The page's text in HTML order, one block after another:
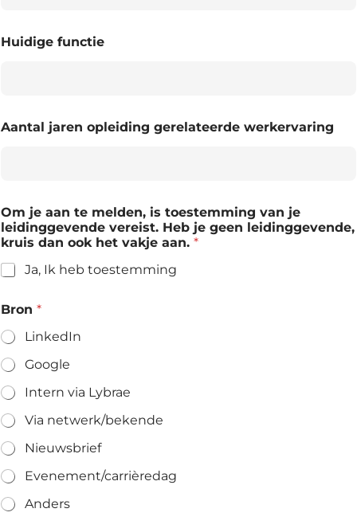
Huidige functie
Aantal jaren opleiding gerelateerde werkervaring
Om je aan te melden, is toestemming van je
leidinggevende vereist. Heb je geen leidinggevende,
kruis dan ook het vakje aan. *
Ja, Ik heb toestemming
Bron *
LinkedIn
Google
Intern via Lybrae
Via netwerk/bekende
Nieuwsbrief
Evenement/carrièredag
Anders